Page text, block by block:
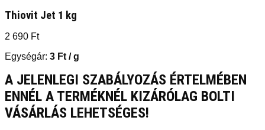
Thiovit Jet 1 kg
2 690 Ft
Egységár: 3 Ft / g
A JELENLEGI SZABÁLYOZÁS ÉRTELMÉBEN
ENNÉL A TERMÉKNÉL KIZÁRÓLAG BOLTI
VÁSÁRLÁS LEHETSÉGES!